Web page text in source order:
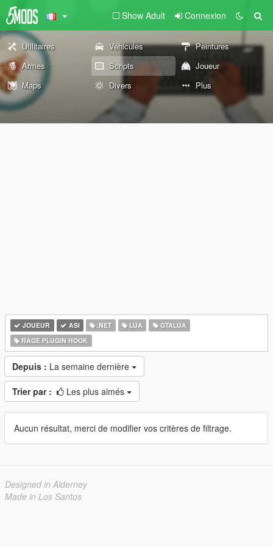
Show Adult Connexion
Utilitaires Véhicules
Peintures
Armes
Scripts
Joueur
Maps
Divers Plus
JOUEUR ASI .NET LUA
GTALUA
RAGE PLUGIN HOOK
Depuis : La semaine dernière
Trier par : Les plus aimés
Aucun résultat, merci de modifier vos critères de filtrage.
Designed in Alderney
Made in Los Santos